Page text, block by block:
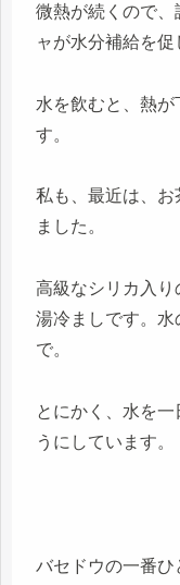
微熱が続くので
ャが水分補給を促
水を飲むと、熱が
す。
私も、最近は、お
ました。
高級なシリカ入
湯冷ましです。
で。
とにかく、水を
うにしています。
バセドウの一番ひ